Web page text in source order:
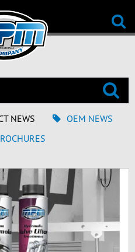
NEWS
OEM NEWS